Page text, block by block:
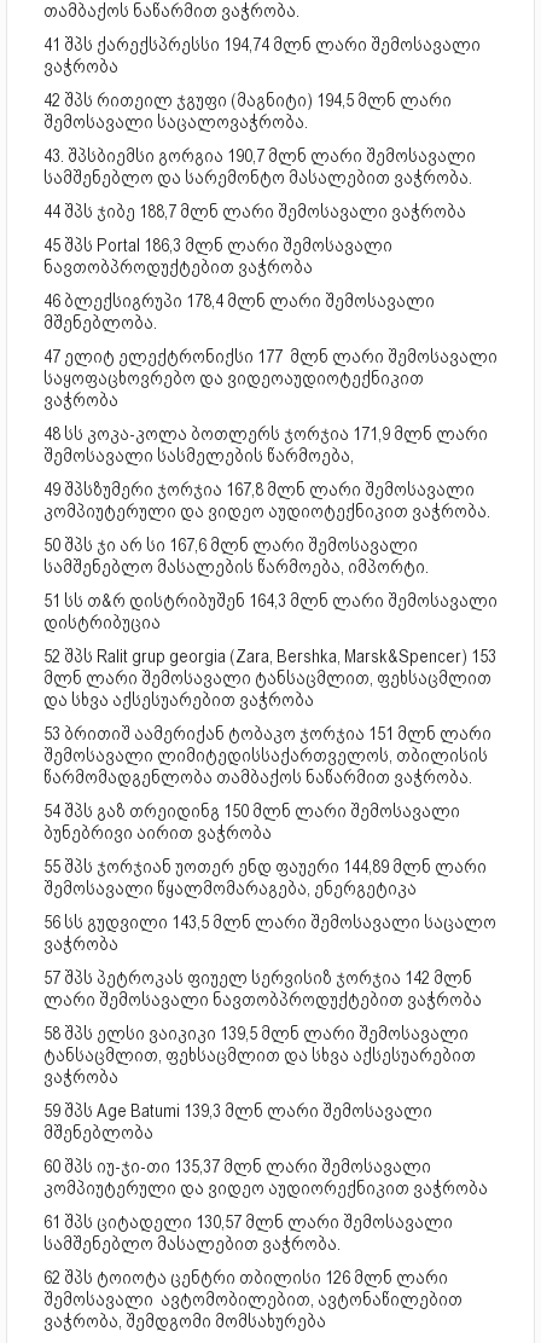
თამბაქოს ნაწარმით ვაჭრობა.
41 შპს ქარექსპრესსი 194,74 მლნ ლარი შემოსავალი
ვაჭრობა
42 შპს რითეილ ჯგუფი (მაგნიტი) 194,5 მლნ ლარი
შემოსავალი საცალოვაჭრობა.
43. შპსბიემსი გორგია 190,7 მლნ ლარი შემოსავალი
სამშენებლო და სარემონტო მასალებით ვაჭრობა.
44 შპს ჯიბე 188,7 მლნ ლარი შემოსავალი ვაჭრობა
45 შპს Portal 186,3 მლნ ლარი შემოსავალი
ნავთობპროდუქტებით ვაჭრობა
46 ბლექსიგრუპი 178,4 მლნ ლარი შემოსავალი
მშენებლობა.
47 ელიტ ელექტრონიქსი 177 მლნ ლარი შემოსავალი
საყოფაცხოვრებო და ვიდეოაუდიოტექნიკით
ვაჭრობა
48 სს კოკა-კოლა ბოთლერს ჯორჯია 171,9 მლნ ლარი
შემოსავალი სასმელების წარმოება,
49 შპსზუმერი ჯორჯია 167,8 მლნ ლარი შემოსავალი
კომპიუტერული და ვიდეო აუდიოტექნიკით ვაჭრობა.
50 შპს ჯი არ სი 167,6 მლნ ლარი შემოსავალი
სამშენებლო მასალების წარმოება, იმპორტი.
51 სს თ&რ დისტრიბუშენ 164,3 მლნ ლარი შემოსავალი
დისტრიბუცია
52 შპს Ralit grup georgia (Zara, Bershka, Marsk&Spencer) 153
მლნ ლარი შემოსავალი ტანსაცმლით, ფეხსაცმლით
და სხვა აქსესუარებით ვაჭრობა
53 ბრითიშ აამერიქან ტობაკო ჯორჯია 151 მლნ ლარი
შემოსავალი ლიმიტედისსაქართველოს, თბილისის
წარმომადგენლობა თამბაქოს ნაწარმით ვაჭრობა.
54 შპს გაზ თრეიდინგ 150 მლნ ლარი შემოსავალი
ბუნებრივი აირით ვაჭრობა
55 შპს ჯორჯიან უოთერ ენდ ფაუერი 144,89 მლნ ლარი
შემოსავალი წყალმომარაგება, ენერგეტიკა
56 სს გუდვილი 143,5 მლნ ლარი შემოსავალი საცალო
ვაჭრობა
57 შპს პეტროკას ფიუელ სერვისიზ ჯორჯია 142 მლნ
ლარი შემოსავალი ნავთობპროდუქტებით ვაჭრობა
58 შპს ელსი ვაიკიკი 139,5 მლნ ლარი შემოსავალი
ტანსაცმლით, ფეხსაცმლით და სხვა აქსესუარებით
ვაჭრობა
59 შპს Age Batumi 139,3 მლნ ლარი შემოსავალი
მშენებლობა
60 შპს იუ-ჯი-თი 135,37 მლნ ლარი შემოსავალი
კომპიუტერული და ვიდეო აუდიორექნიკით ვაჭრობა
61 შპს ციტადელი 130,57 მლნ ლარი შემოსავალი
სამშენებლო მასალებით ვაჭრობა.
62 შპს ტოიოტა ცენტრი თბილისი 126 მლნ ლარი
შემოსავალი ავტომობილებით, ავტონაწილებით
ვაჭრობა, შემდგომი მომსახურება